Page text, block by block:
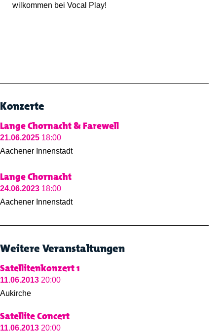
wilkommen bei Vocal Play!
Konzerte
Lange Chornacht & Farewell
21.06.2025 18:00
Aachener Innenstadt
Lange Chornacht
24.06.2023 18:00
Aachener Innenstadt
Weitere Veranstaltungen
Satellitenkonzert 1
11.06.2013 20:00
Aukirche
Satellite Concert
11.06.2013 20:00